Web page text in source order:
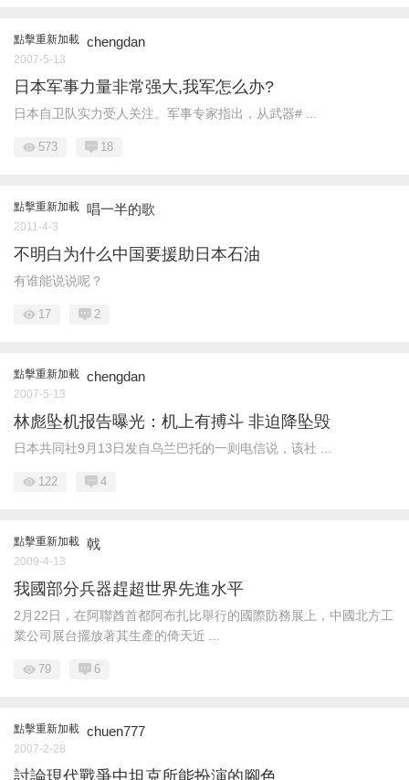
點擊重新加載 chengdan
2007-5-13
日本军事力量非常强大,我军怎么办?
日本自卫队实力受人关注。军事专家指出，从武器# ...
573 18
點擊重新加載 唱一半的歌
2011-4-3
不明白为什么中国要援助日本石油
有谁能说说呢？
17 2
點擊重新加載 chengdan
2007-5-13
林彪坠机报告曝光：机上有搏斗 非迫降坠毁
日本共同社9月13日发自乌兰巴托的一则电信说，该社 ...
122 4
點擊重新加載 戟
2009-4-13
我國部分兵器趕超世界先進水平
2月22日，在阿聯酋首都阿布扎比舉行的國際防務展上，中國北方工
業公司展台擺放著其生產的倚天近 ...
79 6
點擊重新加載 chuen777
2007-2-28
討論現代戰爭中坦克所能扮演的腳色